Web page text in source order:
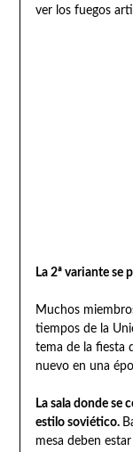
ver los fuegos
La 2ª variante se
Muchos
tiempos de la
tema de la fiesta
nuevo en una
La sala donde se
estilo soviético.
mesa deben